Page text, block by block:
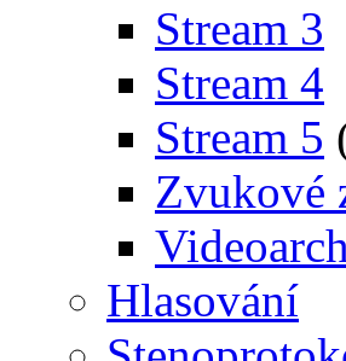
Stream 3
Stream 4
Stream 5
Zvukové
Hlasování